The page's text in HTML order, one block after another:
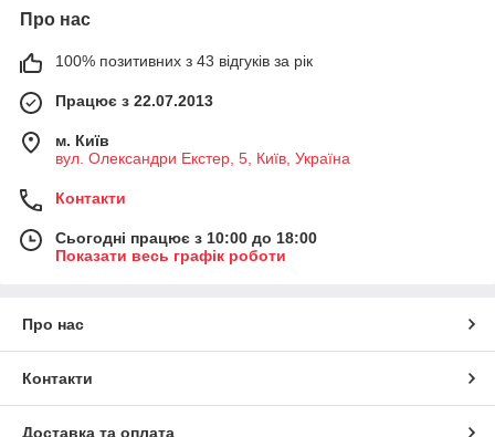
Про нас
100% позитивних з 43 відгуків за рік
Працює з 22.07.2013
м. Київ
вул. Олександри Екстер, 5, Київ, Україна
Контакти
Сьогодні працює з 10:00 до 18:00
Показати весь графік роботи
Про нас
Контакти
Доставка та оплата